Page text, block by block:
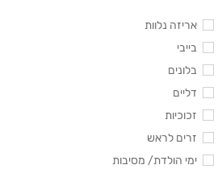
אריזה נלוות
בייבי
בלונים
דליים
זכוכיות
זרים לראש
ימי הולדת/ מסיבות